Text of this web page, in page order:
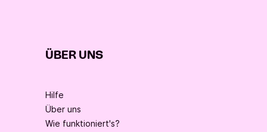
ÜBER UNS
Hilfe
Über uns
Wie funktioniert's?